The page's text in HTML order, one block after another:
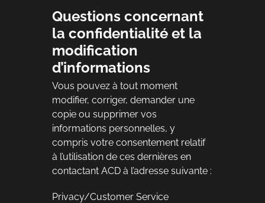
Questions concernant
la confidentialité et la
modification
d’informations
Vous pouvez à tout moment
modifier, corriger, demander une
copie ou supprimer vos
informations personnelles, y
compris votre consentement relatif
à l’utilisation de ces dernières en
contactant ACD à l’adresse suivante :
Privacy/Customer Service